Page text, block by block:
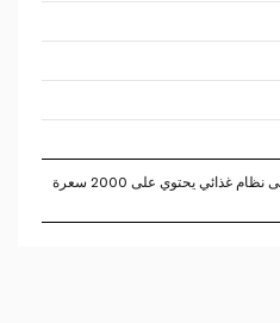
تستند النسبة المئوية للقيم اليومية على نظام غذائي يحتوي على 2000 سعرة